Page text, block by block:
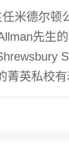
米德尔顿
先生
菁英私校